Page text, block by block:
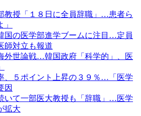
教授「１８日に全員辞職」…患者ら
国の医学部進学ブームに注目…定員
師対立も報道
外世論戦…韓国政府「科学的」、医
、５ポイント上昇の３９％…「医学
因
いて一部医大教授も「辞職」…医学
拡大